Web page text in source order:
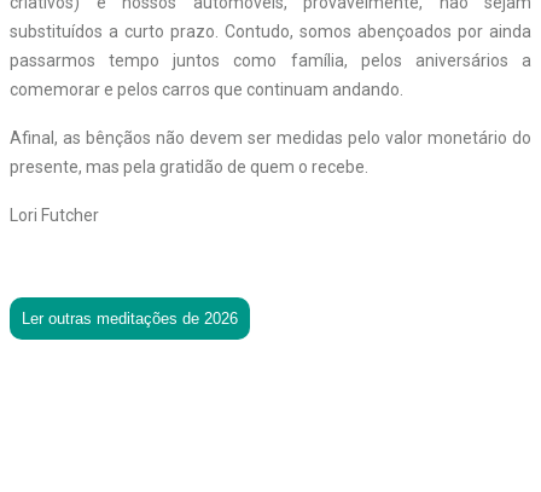
substituídos a curto prazo. Contudo, somos abençoados por ainda
passarmos tempo juntos como família, pelos aniversários a
comemorar e pelos carros que continuam andando.
Afinal, as bênçãos não devem ser medidas pelo valor monetário do
presente, mas pela gratidão de quem o recebe.
Lori Futcher
Ler outras meditações de 2026